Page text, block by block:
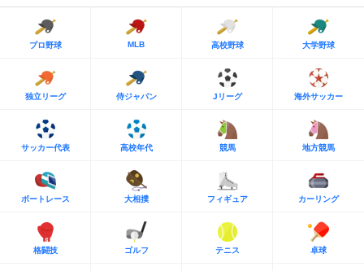
プロ野球 MLB 高校野球 大学野球
独立リーグ 侍ジャパン Jリーグ 海外サッカー
サッカー代表 高校年代 競馬 地方競馬
ボートレース 大相撲 フィギュア カーリング
格闘技 ゴルフ テニス 卓球